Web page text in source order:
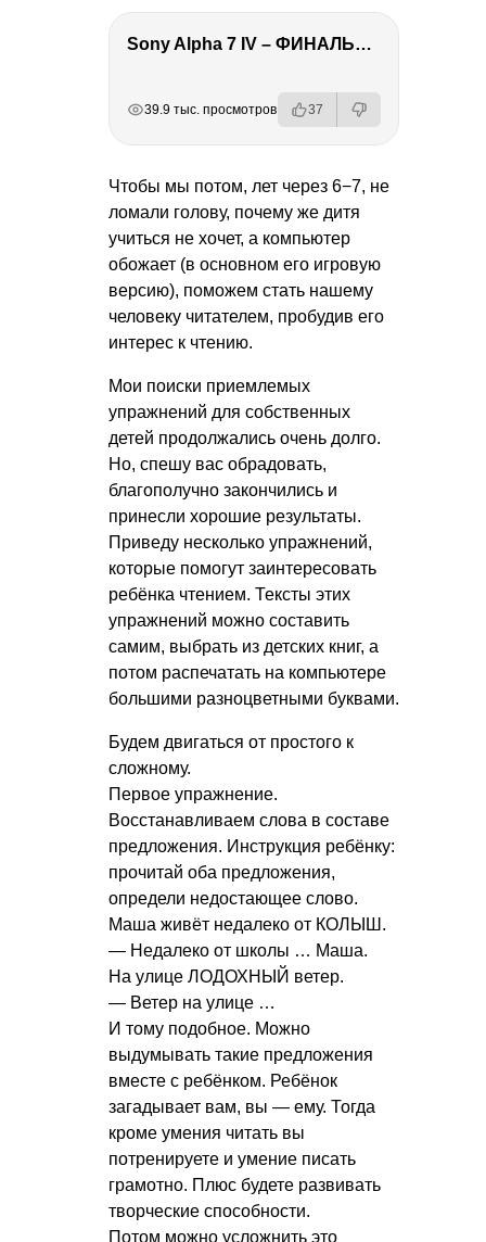
Sony Alpha 7 IV – ФИНАЛЬНЫЙ ОБЗОР
39.9 тыс. просмотров 37
Чтобы мы потом, лет через 6−7, не
ломали голову, почему же дитя
учиться не хочет, а компьютер
обожает (в основном его игровую
версию), поможем стать нашему
человеку читателем, пробудив его
интерес к чтению.
Мои поиски приемлемых
упражнений для собственных
детей продолжались очень долго.
Но, спешу вас обрадовать,
благополучно закончились и
принесли хорошие результаты.
Приведу несколько упражнений,
которые помогут заинтересовать
ребёнка чтением. Тексты этих
упражнений можно составить
самим, выбрать из детских книг, а
потом распечатать на компьютере
большими разноцветными буквами.
Будем двигаться от простого к
сложному.
Первое упражнение.
Восстанавливаем слова в составе
предложения. Инструкция ребёнку:
прочитай оба предложения,
определи недостающее слово.
Маша живёт недалеко от КОЛЫШ.
— Недалеко от школы … Маша.
На улице ЛОДОХНЫЙ ветер.
— Ветер на улице …
И тому подобное. Можно
выдумывать такие предложения
вместе с ребёнком. Ребёнок
загадывает вам, вы — ему. Тогда
кроме умения читать вы
потренируете и умение писать
грамотно. Плюс будете развивать
творческие способности.
Потом можно усложнить это